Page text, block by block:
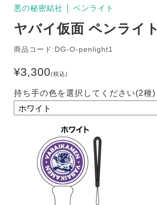
悪の秘密結社 ペンライト
ヤバイ仮面 ペンライト
商品コード:DG-O-penlight1
¥3,300(税込)
持ち手の色を選択してください(2種)